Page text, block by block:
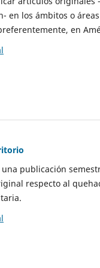
en los ámbitos o
en
publicación
respecto al